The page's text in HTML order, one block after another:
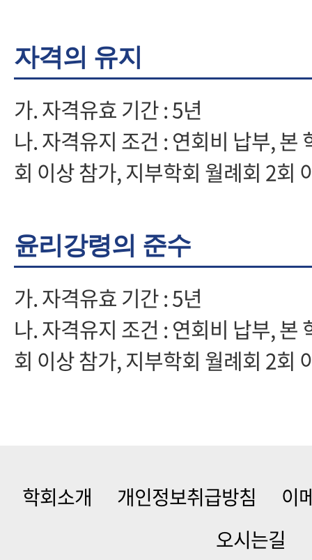
자격의 유지
가. 자격유효 기간 : 5년
나. 자격유지 조건 : 연회비 납부, 본
회 이상 참가, 지부학회 월례회 2회
윤리강령의 준수
가. 자격유효 기간 : 5년
나. 자격유지 조건 : 연회비 납부, 본
회 이상 참가, 지부학회 월례회 2회
학회소개 개인정보취급방침
이
오시는길